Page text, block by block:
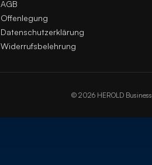
AGB
Offenlegung
Datenschutzerklärung
Widerrufsbelehrung
© 2026 HEROLD